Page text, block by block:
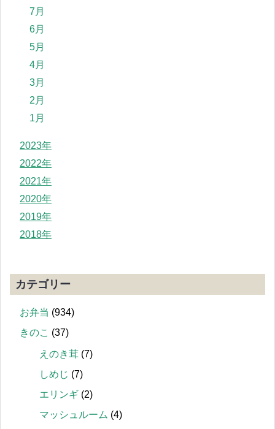
7月
6月
5月
4月
3月
2月
1月
2023年
2022年
2021年
2020年
2019年
2018年
カテゴリー
お弁当 (934)
きのこ (37)
えのき茸 (7)
しめじ (7)
エリンギ (2)
マッシュルーム (4)